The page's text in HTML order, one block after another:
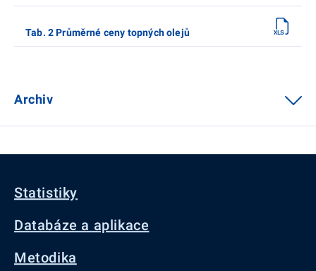
Tab. 2 Průměrné ceny topných olejů
Archiv
Statistiky
Databáze a aplikace
Metodika